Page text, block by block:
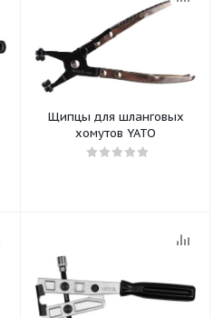
Щипцы для шланговых
хомутов YATO